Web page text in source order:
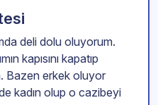
deli dolu oluyorum.
kapısını kapatıp
Bazen erkek oluyor
kadın olup o cazibeyi